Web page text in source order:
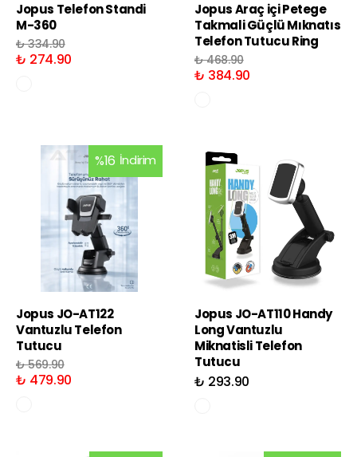
Jopus Telefon Standi
M-360
₺ 334.90
₺ 274.90
Jopus Araç içi Petege
Takmali Güçlü Mıknatıs
Telefon Tutucu Ring
₺ 468.90
₺ 384.90
%16 İndirim
Jopus JO-AT122
Vantuzlu Telefon
Tutucu
₺ 569.90
₺ 479.90
Jopus JO-AT110 Handy
Long Vantuzlu
Miknatisli Telefon
Tutucu
₺ 293.90